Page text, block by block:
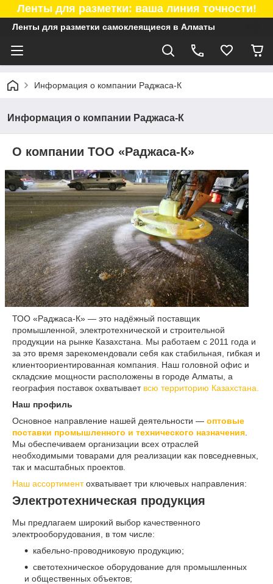
Ленты для разметки: ваша линия точности!
Ленты для разметки самоклеящиеся в Алматы
Информация о компании Раджаса-К
Информация о компании Раджаса-К
О компании ТОО «Раджаса-К»
ТОО «Раджаса-К» — это надёжный поставщик
промышленной, электротехнической и строительной
продукции на рынке Казахстана. Мы работаем с 2011 года и
за это время зарекомендовали себя как стабильная, гибкая и
клиентоориентированная компания. Наш головной офис и
складские мощности расположены в городе Алматы, а
география поставок охватывает всю территорию Казахстана.
Наш профиль
Основное направление нашей деятельности — оптовые
поставки промышленного и технического назначения
Мы обеспечиваем организации всех отраслей
необходимыми товарами для реализации как повседневных,
так и масштабных проектов.
Наш ассортиментохватывает три ключевых направления:
Электротехническая продукция
Мы предлагаем широкий выбор качественного
электрооборудования, в том числе:
кабельно-проводниковую продукцию;
светотехническое оборудование для промышленных
и общественных объектов;